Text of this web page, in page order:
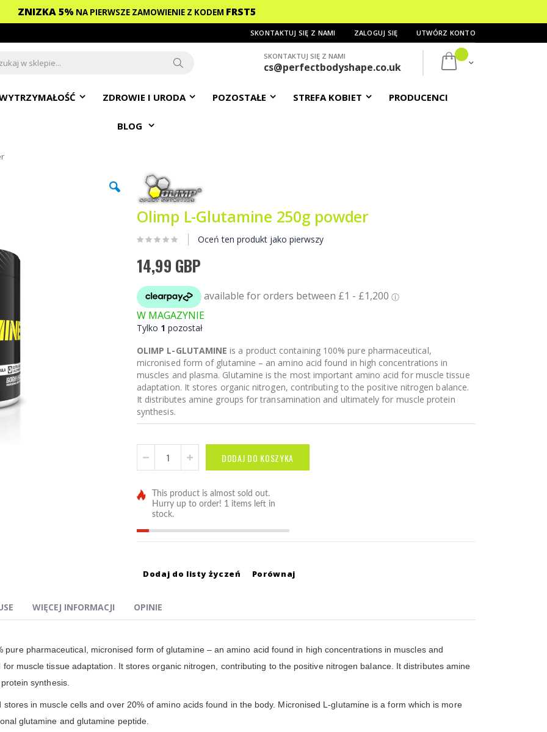
ZNIZKA 5% NA PIERWSZE ZAMOWIENIE Z KODEM FRST5
SKONTAKTUJ SIĘ Z NAMI ZALOGUJ SIĘ UTWÓRZ KONTO
Mój koszyk
SKONTAKTUJ SIĘ Z NAMI
cs@perfectbodyshape.co.uk
ZDROWIE I URODA POZOSTAŁE STREFA KOBIET PRODUCENCI
BLOG
Olimp L-Glutamine 250g powder
Oceń ten produkt jako pierwszy
14,99 GBP
W MAGAZYNIE
Tylko 1 pozostał
OLIMP L-GLUTAMINE is a product containing 100% pure pharmaceutical,
micronised form of glutamine – an amino acid found in high concentrations in
muscles and plasma. Glutamine is the most important amino acid for muscle tissue
adaptation. It stores organic nitrogen, contributing to the positive nitrogen balance.
It distributes amine groups for transamination and ultimately for muscle protein
synthesis.
DODAJ DO KOSZYKA
This product is almost sold out.
Hurry up to order! 1 items left in
stock.
Dodaj do listy życzeń Porównaj
pure pharmaceutical, micronised form of glutamine – an amino acid found in high concentrations in muscles and
muscle tissue adaptation. It stores organic nitrogen, contributing to the positive nitrogen balance. It distributes amine
synthesis.
in muscle cells and over 20% of amino acids found in the body. Micronised L-glutamine is a form which is more
glutamine and glutamine peptide.
WIĘCEJ INFORMACJI OPINIE